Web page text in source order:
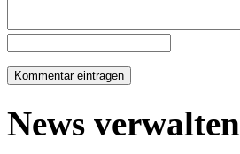
News verwalten